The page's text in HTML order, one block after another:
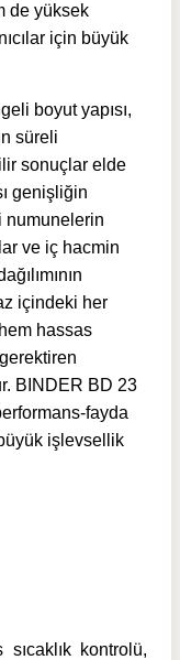
de yüksek
için büyük
boyut yapısı,
süreli
sonuçlar elde
genişliğin
numunelerin
ve iç hacmin
içindeki her
hassas
BINDER BD 23
fayda
işlevsellik
kontrolü,